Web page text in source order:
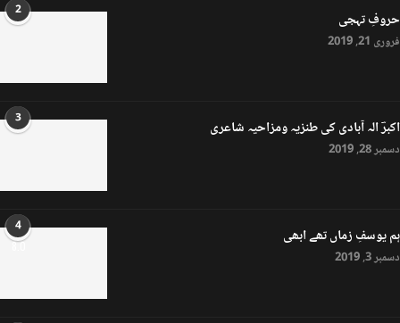
2 حروفِ تہجی
فروری 21, 2019
3 اکبرؔ الہ آبادی کی طنزیہ ومزاحیہ شاعری
دسمبر 28, 2019
4
8.0 ہم یوسفِ زماں تھے ابھی
دسمبر 3, 2019